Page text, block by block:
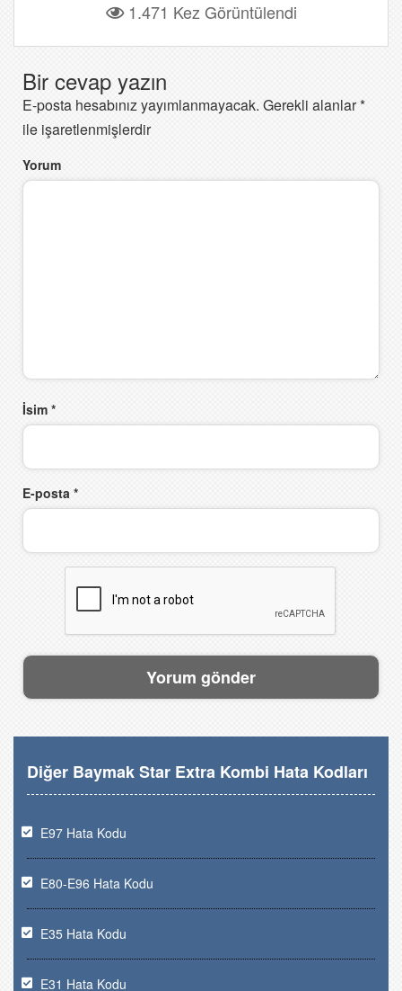
1.471 Kez Görüntülendi
Bir cevap yazın
E-posta hesabınız yayımlanmayacak. Gerekli alanlar*
ile işaretlenmişlerdir
Yorum
İsim *
E-posta *
Diğer Baymak Star Extra Kombi Hata Kodları
E97 Hata Kodu
E80-E96 Hata Kodu
E35 Hata Kodu
E31 Hata Kodu